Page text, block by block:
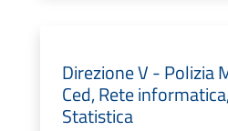
Direzione V - Polizia
Ced, Rete
Statistica